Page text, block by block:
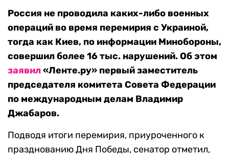
Россия не проводила каких-либо военных
операций во время перемирия с Украиной,
тогда как Киев, по информации Минобороны,
совершил более 16 тыс. нарушений. Об этом
заявил«Ленте.ру» первый заместитель
председателя комитета Совета Федерации
по международным делам Владимир
Джабаров.
Подводя итоги перемирия, приуроченного к
празднованию Дня Победы, сенатор отметил,